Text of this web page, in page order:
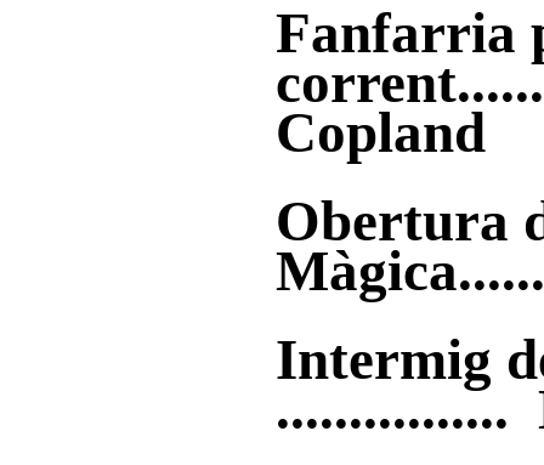
Fanfarria
Copland
Obertura
Intermig